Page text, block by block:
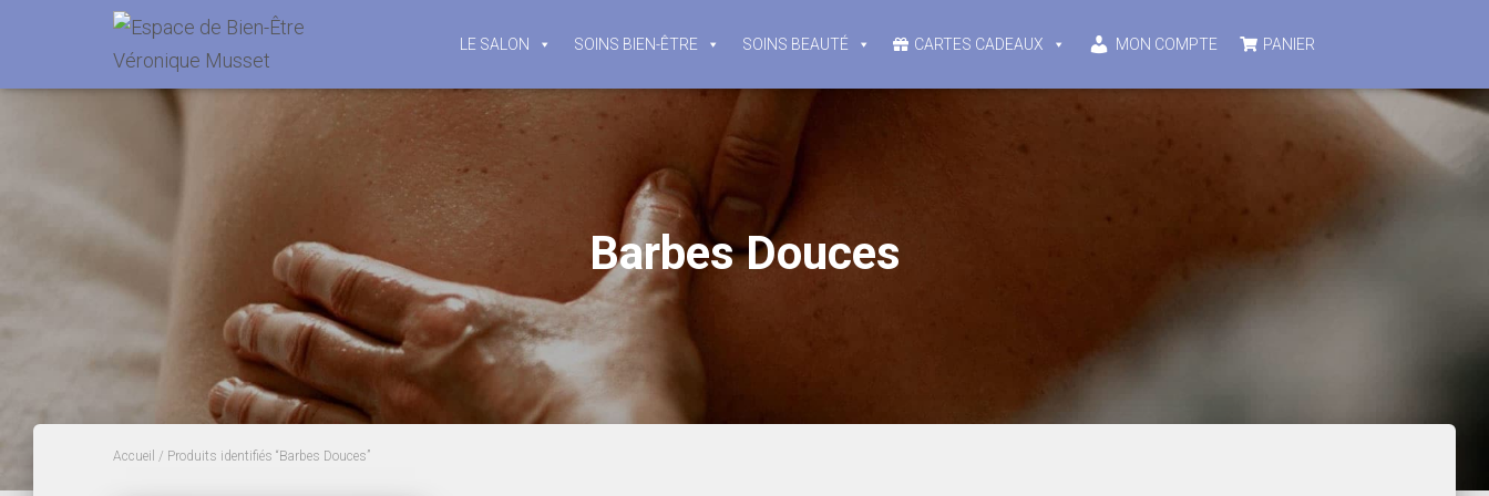
LE SALON SOINS BIEN-ÊTRE SOINS BEAUTÉ CARTES CADEAUX MON COMPTE PANIER
Barbes Douces
Accueil / Produits identifiés “Barbes Douces”